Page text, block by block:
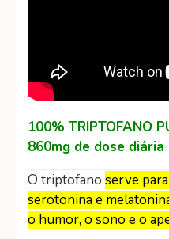
100% TRIPTOFANO
860mg de dose
O triptofano serve
serotonina e
o humor, o sono e o